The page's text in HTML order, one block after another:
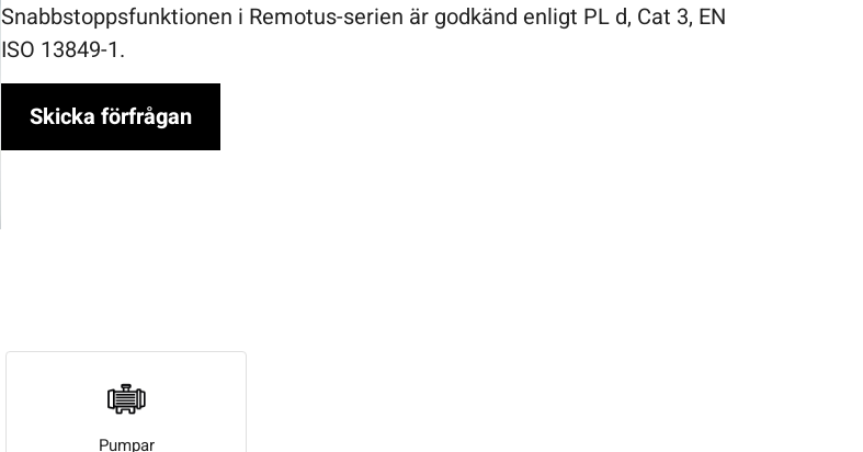
Snabbstoppsfunktionen i Remotus-serien är godkänd enligt PL d, Cat 3, EN
ISO 13849-1.
Skicka förfrågan
Pumpar